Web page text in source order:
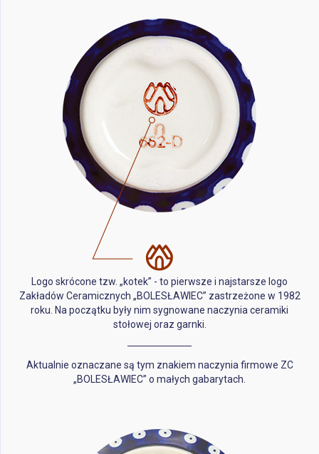
Logo skrócone tzw. „kotek” - to pierwsze i najstarsze logo
Zakładów Ceramicznych „BOLESŁAWIEC” zastrzeżone w 1982
roku. Na początku były nim sygnowane naczynia ceramiki
stołowej oraz garnki.
Aktualnie oznaczane są tym znakiem naczynia firmowe ZC
„BOLESŁAWIEC” o małych gabarytach.